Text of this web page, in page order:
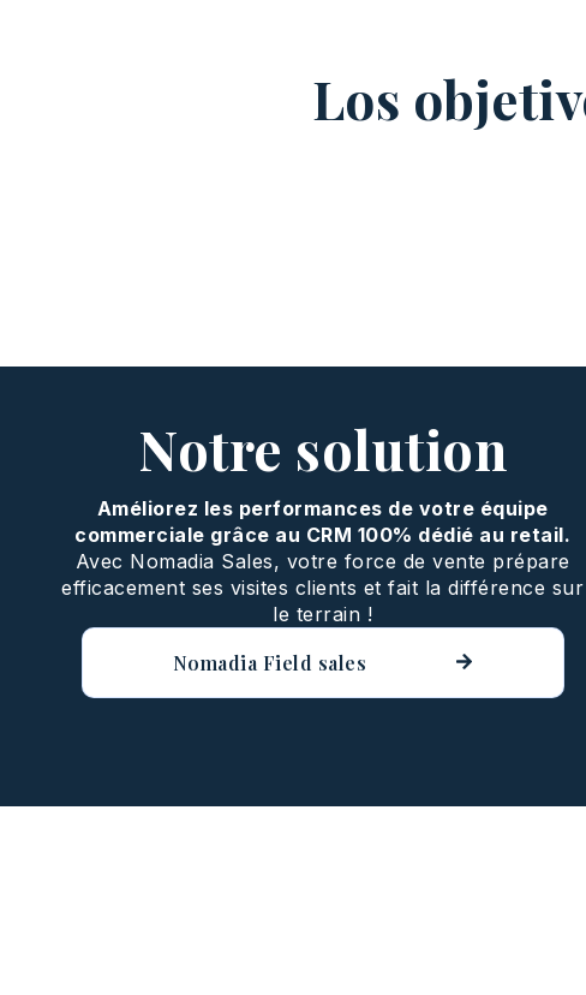
Los
Notre solution
Améliorez les performances de votre équipe
commerciale grâce au CRM 100% dédié au retail.
Avec Nomadia Sales, votre force de vente prépare
efficacement ses visites clients et fait la différence sur
le terrain !
Nomadia Field sales